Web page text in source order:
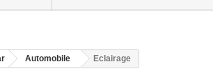
Automobile Eclairage